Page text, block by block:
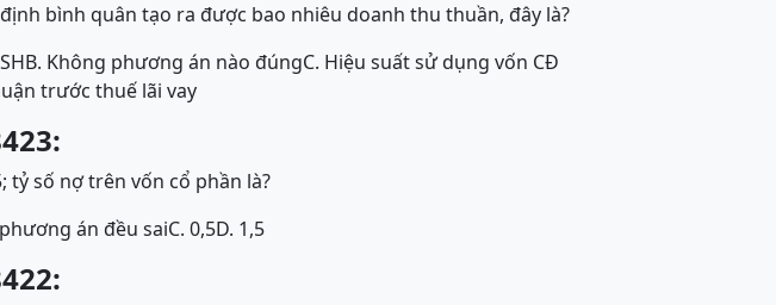
bình quân tạo ra được bao nhiêu doanh thu thuần, đây là?
B. Không phương án nào đúngC. Hiệu suất sử dụng vốn CĐ
trước thuế lãi vay
tỷ số nợ trên vốn cổ phần là?
án đều saiC. 0,5D. 1,5